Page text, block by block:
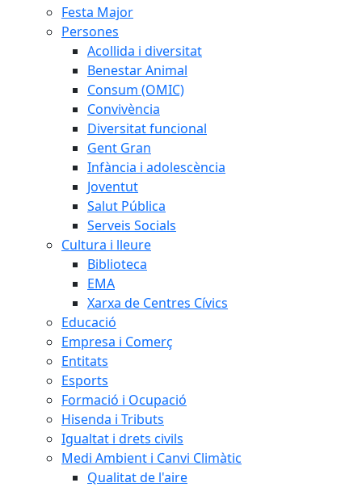
Festa Major
Persones
Acollida i diversitat
Benestar Animal
Consum (OMIC)
Convivència
Diversitat funcional
Gent Gran
Infància i adolescència
Joventut
Salut Pública
Serveis Socials
Cultura i lleure
Biblioteca
EMA
Xarxa de Centres Cívics
Educació
Empresa i Comerç
Entitats
Esports
Formació i Ocupació
Hisenda i Tributs
Igualtat i drets civils
Medi Ambient i Canvi Climàtic
Qualitat de l'aire